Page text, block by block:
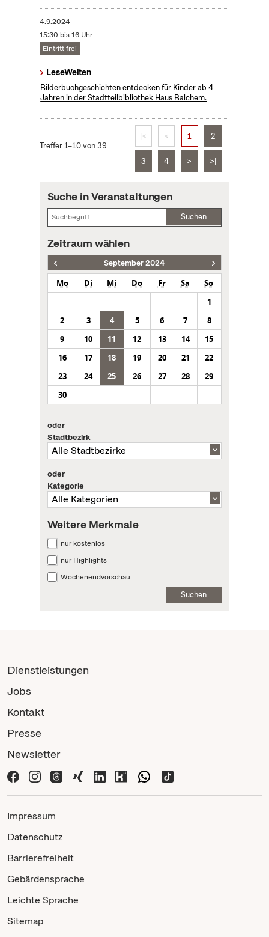
4.9.2024
15:30 bis 16 Uhr
Eintritt frei
LeseWelten
Bilderbuchgeschichten entdecken für Kinder ab 4
Jahren in der Stadtteilbibliothek Haus Balchem.
Treffer 1–10 von 39
|< < 1 2
3 4 > >|
Suche in Veranstaltungen
Suchen
Zeitraum wählen
September 2024
Mo Di Mi Do Fr Sa
So
1
2
3 4 5 6 7
8
9
10 11 12 13 14
15
16
17 18 19 20 21
22
23
24 25 26 27 28
29
30
oder
Stadtbezirk
oder
Kategorie
Weitere Merkmale
nur kostenlos
nur Highlights
Wochenendvorschau
Suchen
Dienstleistungen
Jobs
Kontakt
Presse
Newsletter
Impressum
Datenschutz
Barrierefreiheit
Gebärdensprache
Leichte Sprache
Sitemap